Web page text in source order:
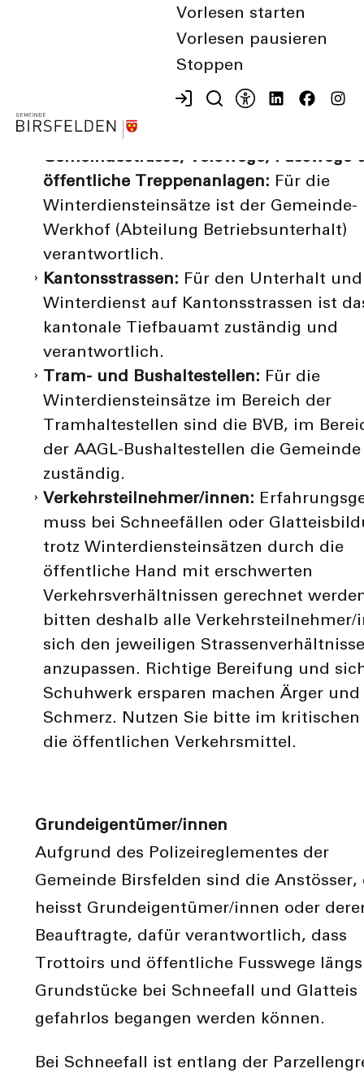
Vorlesen starten
Vorlesen pausieren
Stoppen
Trottoirs und Privatwege:Gemäss
Polizeireglement der Gemeinde
Beauftragte für den Winterdienst
verantwortlich.
Gemeindestrasse, Velowege, Fusswege
öffentliche Treppenanlagen: Für die
Winterdiensteinsätze ist der Gemeinde-
Werkhof (Abteilung Betriebsunterhalt)
verantwortlich.
Kantonsstrassen: Für den Unterhalt
Winterdienst auf Kantonsstrassen ist
kantonale Tiefbauamt zuständig und
verantwortlich.
Tram- und Bushaltestellen: Für die
Winterdiensteinsätze im Bereich der
Tramhaltestellen sind die BVB, im
der AAGL-Bushaltestellen die Gemeinde
zuständig.
Verkehrsteilnehmer/innen:
muss bei Schneefällen oder
trotz Winterdiensteinsätzen durch die
öffentliche Hand mit erschwerten
Verkehrsverhältnissen gerechnet
bitten deshalb alle Verkehrsteilnehmer/
sich den jeweiligen
anzupassen. Richtige Bereifung und
Schuhwerk ersparen machen Ärger und
Schmerz. Nutzen Sie bitte im kritischen
die öffentlichen Verkehrsmittel.
Grundeigentümer/innen
Aufgrund des Polizeireglementes der
Gemeinde Birsfelden sind die Anstösser,
heisst Grundeigentümer/innen oder
Beauftragte, dafür verantwortlich, dass
Trottoirs und öffentliche Fusswege
Grundstücke bei Schneefall und Glatteis
gefahrlos begangen werden können.
Bei Schneefall ist entlang der